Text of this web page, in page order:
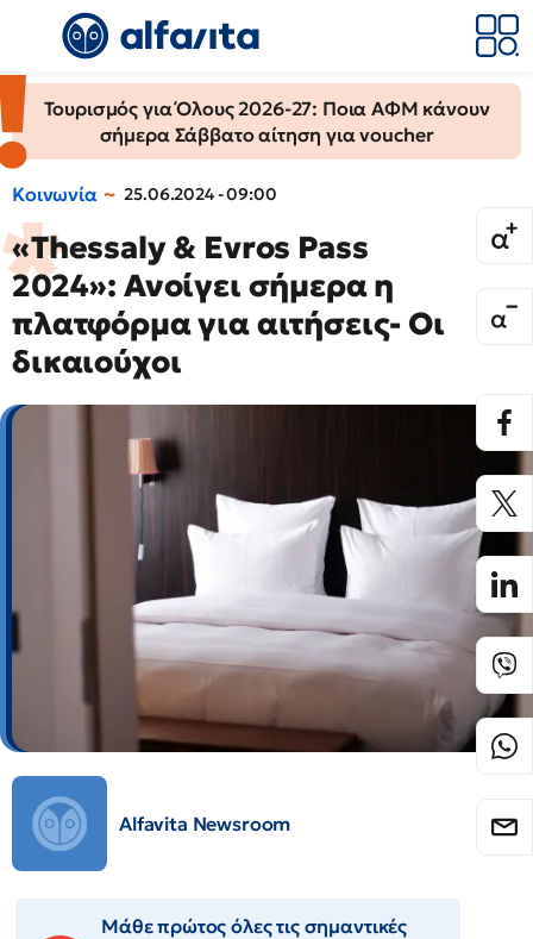
Τουρισμός για Όλους 2026-27: Ποια ΑΦΜ κάνουν
σήμερα Σάββατο αίτηση για voucher
Κοινωνία 25.06.2024 - 09:00
«Thessaly & Evros Pass
2024»: Ανοίγει σήμερα η
πλατφόρμα για αιτήσεις- Οι
δικαιούχοι
Alfavita Newsroom
Μάθε πρώτος όλες τις σημαντικές